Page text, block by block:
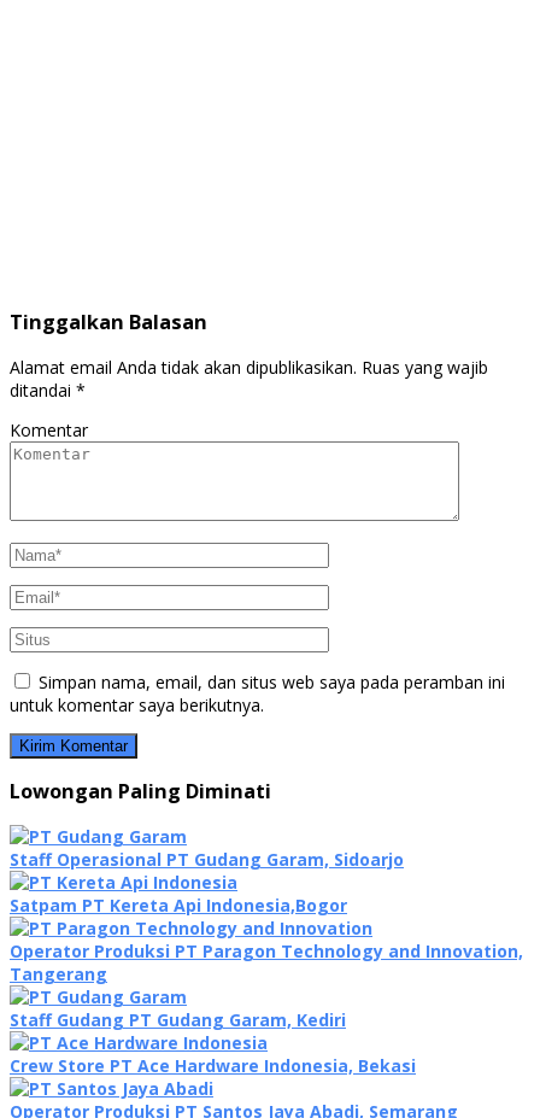
Tinggalkan Balasan
Alamat email Anda tidak akan dipublikasikan. Ruas yang wajib
ditandai *
Komentar
Simpan nama, email, dan situs web saya pada peramban ini
untuk komentar saya berikutnya.
Lowongan Paling Diminati
Staff Operasional PT Gudang Garam, Sidoarjo
Satpam PT Kereta Api Indonesia,Bogor
Operator Produksi PT Paragon Technology and Innovation,
Tangerang
Staff Gudang PT Gudang Garam, Kediri
Crew Store PT Ace Hardware Indonesia, Bekasi
Operator Produksi PT Santos Jaya Abadi, Semarang